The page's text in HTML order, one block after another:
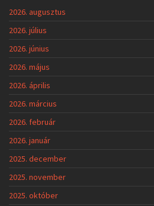
2026. augusztus
2026. július
2026. június
2026. május
2026. április
2026. március
2026. február
2026. január
2025. december
2025. november
2025. október